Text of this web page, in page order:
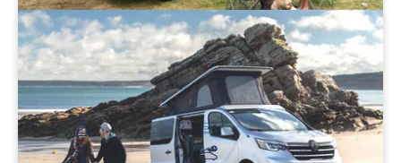
Flex Confort PLUS
Pour un couple qui recherche PLUS de confort
54 500 €
415 €/mois
4 places carte grise
Couchage haut et bas
Hauteur : 2 m
Isolation toile de toit